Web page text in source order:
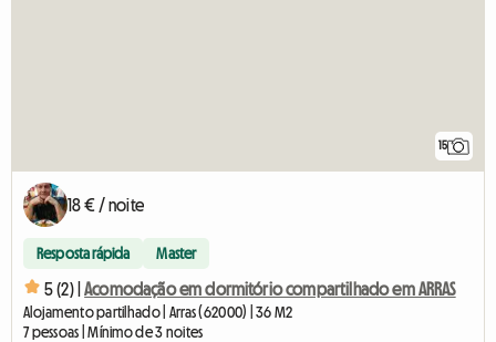
15
18 € / noite
Resposta rápida Master
5 (2) | Acomodação em dormitório compartilhado em ARRAS
Alojamento partilhado | Arras (62000) | 36 M2
7 pessoas | Mínimo de 3 noites